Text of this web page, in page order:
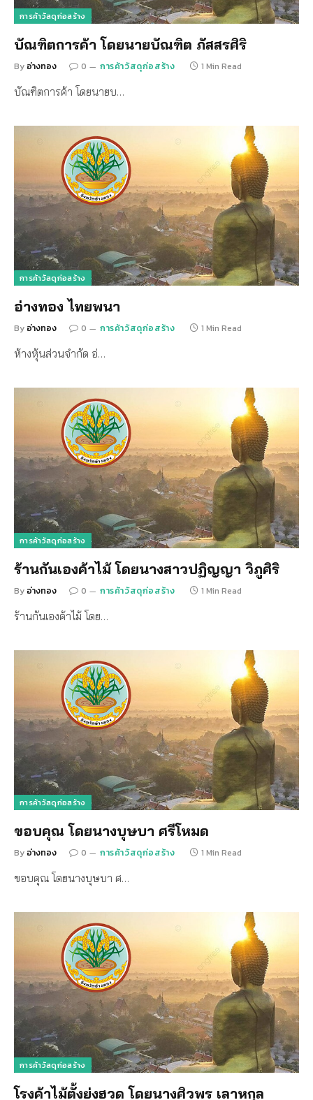
การค้าวัสดุก่อสร้าง
บัณฑิตการค้า โดยนายบัณฑิต ภัสสรศิริ
By อ่างทอง 0 การค้าวัสดุก่อสร้าง 1 Min Read
บัณฑิตการค้า โดยนายบ…
การค้าวัสดุก่อสร้าง
อ่างทอง ไทยพนา
By อ่างทอง 0 การค้าวัสดุก่อสร้าง 1 Min Read
ห้างหุ้นส่วนจำกัด อ่…
การค้าวัสดุก่อสร้าง
ร้านกันเองค้าไม้ โดยนางสาวปฏิญญา วิภูศิริ
By อ่างทอง 0 การค้าวัสดุก่อสร้าง 1 Min Read
ร้านกันเองค้าไม้ โดย…
การค้าวัสดุก่อสร้าง
ขอบคุณ โดยนางบุษบา ศรีโหมด
By อ่างทอง 0 การค้าวัสดุก่อสร้าง 1 Min Read
ขอบคุณ โดยนางบุษบา ศ…
การค้าวัสดุก่อสร้าง
โรงค้าไม้ตั้งย่งฮวด โดยนางศิวพร เลาหกุล